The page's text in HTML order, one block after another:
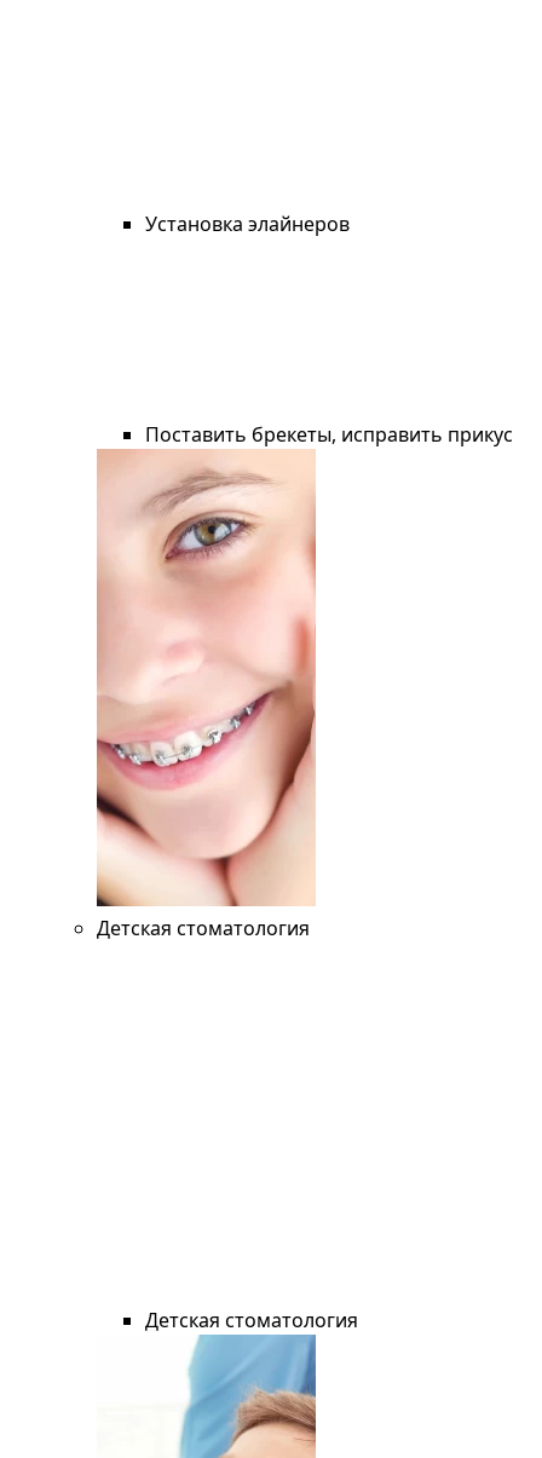
Установка элайнеров
Поставить брекеты, исправить прикус
Детская стоматология
Детская стоматология